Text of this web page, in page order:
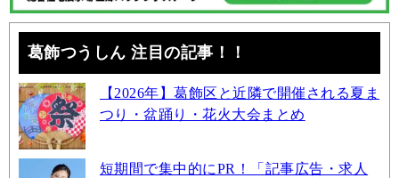
葛飾つうしん 注目の記事！！
【2026年】葛飾区と近隣で開催される夏ま
つり・盆踊り・花火大会まとめ
短期間で集中的にPR！「記事広告・求人